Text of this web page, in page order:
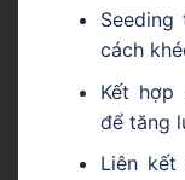
cách
Kết hợp
để tăng
Liên